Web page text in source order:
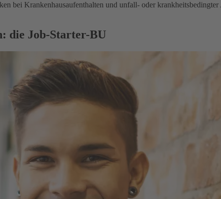
bei Krankenhausaufenthalten und unfall- oder
die Job-Starter-BU